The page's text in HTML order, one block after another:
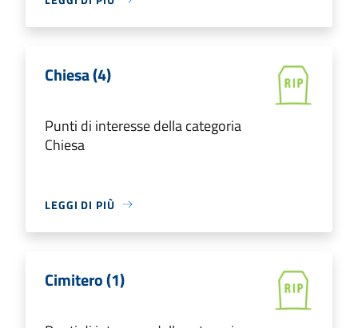
Chiesa (4)
Punti di interesse della categoria
Chiesa
LEGGI DI PIÙ
Cimitero (1)